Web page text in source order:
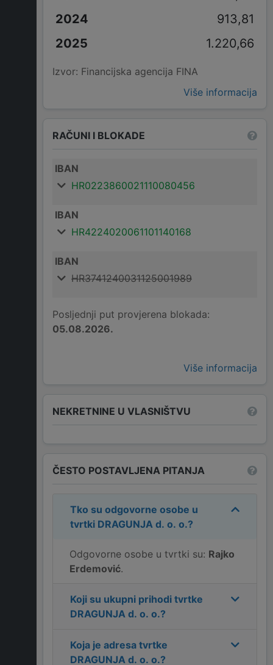
913,81
1.220,66
Izvor: Financijska agencija FINA
Više informacija
RAČUNI I BLOKADE
IBAN
HR0223860021110080456
IBAN
HR4224020061101140168
IBAN
HR3741240031125001989
Posljednji put provjerena blokada:
05.08.2026.
Više informacija
NEKRETNINE U VLASNIŠTVU
ČESTO POSTAVLJENA PITANJA
Tko su odgovorne osobe u
tvrtki DRAGUNJA d. o. o.?
Odgovorne osobe u tvrtki su: Rajko
Erdemović.
Koji su ukupni prihodi tvrtke
DRAGUNJA d. o. o.?
Koja je adresa tvrtke
DRAGUNJA d. o. o.?